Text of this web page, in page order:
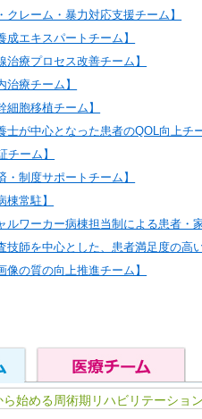
クレーム・暴力対応支援チーム】
成エキスパートチーム】
治療プロセス改善チーム】
治療チーム】
細胞移植チーム】
士が中心となった患者のQOL向上チ
チーム】
・制度サポートチーム】
棟常駐】
ルワーカー病棟担当制による患者・
技師を中心とした、患者満足度の高
像の質の向上推進チーム】
始める周術期リハビリテーショ